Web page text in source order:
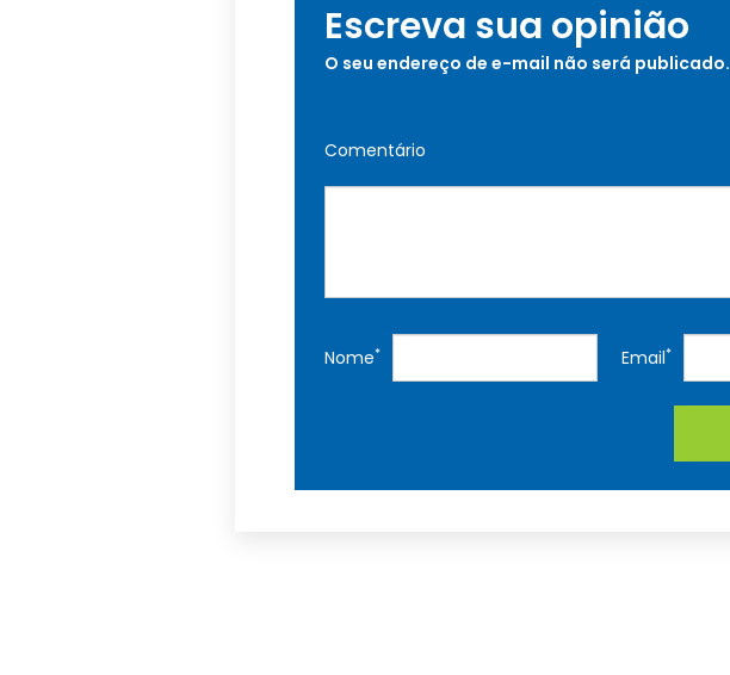
Escreva sua opinião
O seu endereço de e-mail não será publicado.
Comentário
Nome* Email*